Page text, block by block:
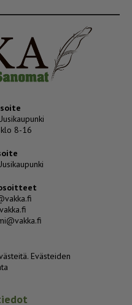
8-16
Evästeiden